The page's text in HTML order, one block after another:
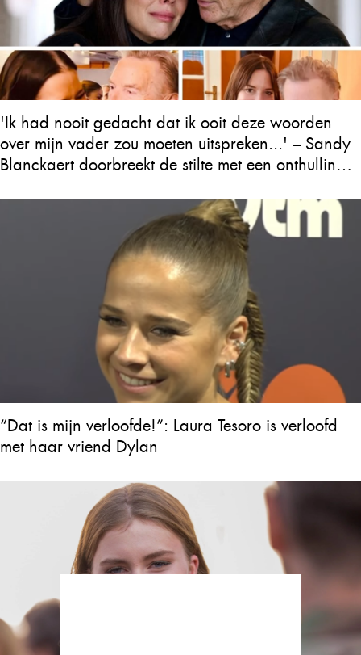
'Ik had nooit gedacht dat ik ooit deze woorden
over mijn vader zou moeten uitspreken...' – Sandy
Blanckaert doorbreekt de stilte met een onthulling
achterlaat
“Dat is mijn verloofde!”: Laura Tesoro is verloofd
met haar vriend Dylan